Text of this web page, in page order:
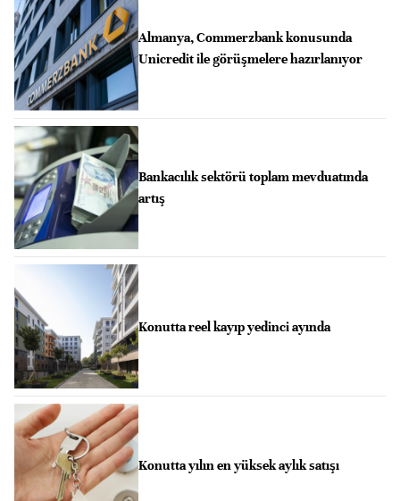
Almanya, Commerzbank konusunda
Unicredit ile görüşmelere hazırlanıyor
Bankacılık sektörü toplam mevduatında
artış
Konutta reel kayıp yedinci ayında
Konutta yılın en yüksek aylık satışı